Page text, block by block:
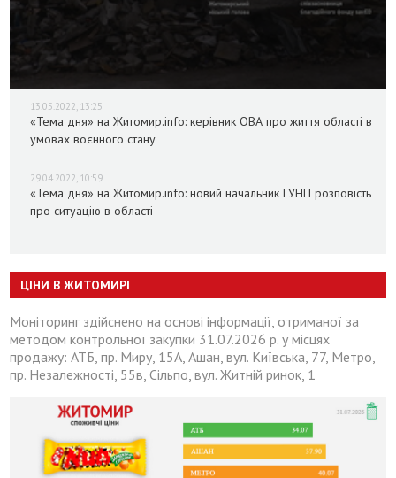
13.05.2022, 13:25
«Тема дня» на Житомир.info: керівник ОВА про життя області в
умовах воєнного стану
29.04.2022, 10:59
«Тема дня» на Житомир.info: новий начальник ГУНП розповість
про ситуацію в області
ЦІНИ В ЖИТОМИРІ
Моніторинг здійснено на основі інформації, отриманої за
методом контрольної закупки 31.07.2026 р. у місцях
продажу: АТБ, пр. Миру, 15А, Ашан, вул. Київська, 77, Метро,
пр. Незалежності, 55в, Сільпо, вул. Житній ринок, 1